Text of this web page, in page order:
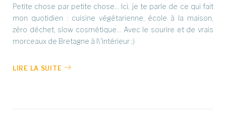
Petite chose par petite chose... Ici, je te parle de ce qui fait
mon quotidien : cuisine végétarienne, école à la maison,
zéro déchet, slow cosmétique... Avec le sourire et de vrais
morceaux de Bretagne à l\'intérieur ;)
LIRE LA SUITE